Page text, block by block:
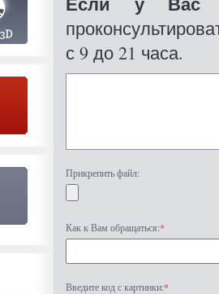
с 9 до 21 часа.
Прикрепить файл:
Как к Вам обращаться:*
Введите код с картинки:*